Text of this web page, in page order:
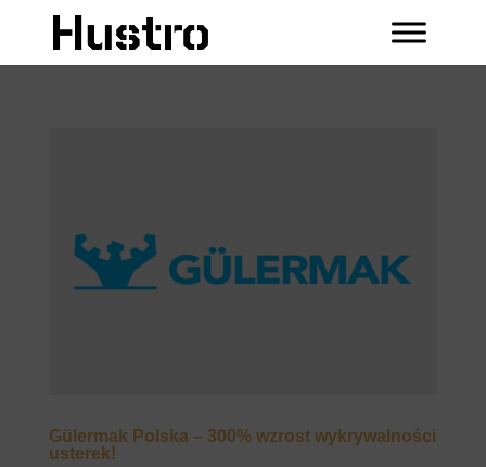
Gülermak Polska – 300% wzrost wykrywalności
usterek!